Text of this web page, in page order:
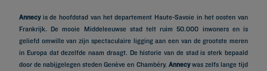
Annecyis de hoofdstad van het departement Haute-Savoie in het oosten van
Frankrijk. De mooie Middeleeuwse stad telt ruim 50.000 inwoners en is
geliefd omwille van zijn spectaculaire ligging aan een van de grootste meren
in Europa dat dezelfde naam draagt. De historie van de stad is sterk bepaald
door de nabijgelegen steden Genève en Chambéry. Annecywas zelfs lange tijd